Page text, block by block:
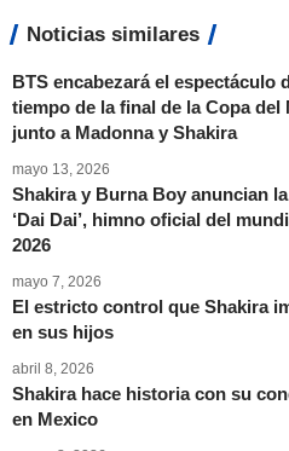
Noticias similares
BTS encabezará el espectáculo
tiempo de la final de la Copa del
junto a Madonna y Shakira
mayo 13, 2026
Shakira y Burna Boy anuncian
‘Dai Dai’, himno oficial del
2026
mayo 7, 2026
El estricto control que Shakira
en sus hijos
abril 8, 2026
Shakira hace historia con su
en Mexico